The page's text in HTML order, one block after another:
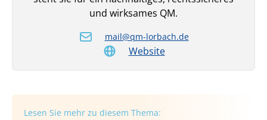
und wirksames QM.
mail@qm-lorbach.de
Website
Lesen Sie mehr zu diesem Thema: